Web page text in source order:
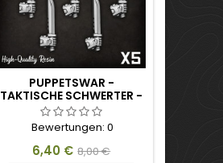
PUPPETSWAR -
TAKTISCHE SCHWERTER -
RECHTS
Bewertungen: 0
Preis
6,40 € Verkaufspreis
8,00 €